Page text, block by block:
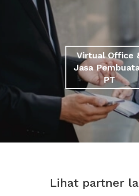
Virtual Office
Jasa
PT
Lihat partner